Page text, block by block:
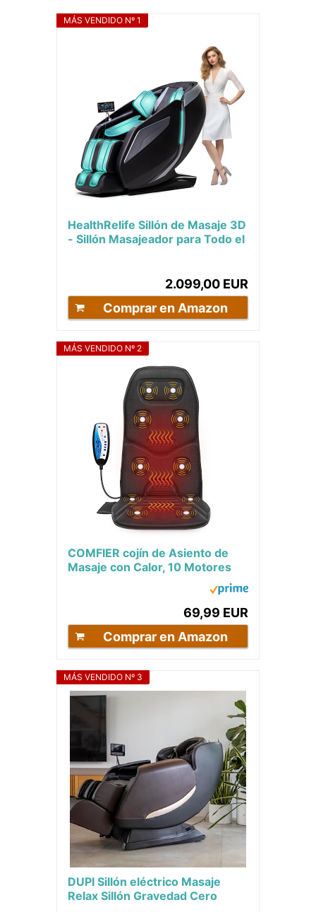
MÁS VENDIDO Nº 1
HealthRelife Sillón de Masaje 3D
- Sillón Masajeador para Todo el
2.099,00 EUR
Comprar en Amazon
MÁS VENDIDO Nº 2
COMFIER cojín de Asiento de
Masaje con Calor, 10 Motores
69,99 EUR
Comprar en Amazon
MÁS VENDIDO Nº 3
DUPI Sillón eléctrico Masaje
Relax Sillón Gravedad Cero